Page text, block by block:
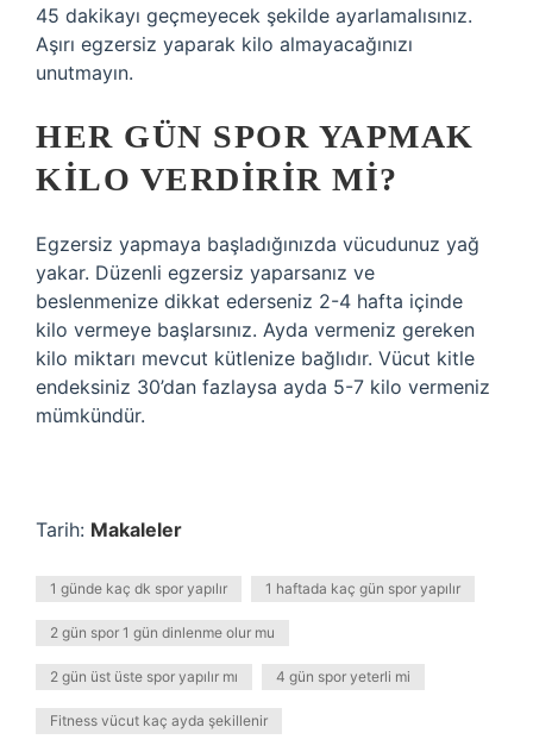
45 dakikayı geçmeyecek şekilde ayarlamalısınız.
Aşırı egzersiz yaparak kilo almayacağınızı
unutmayın.
HER GÜN SPOR YAPMAK
KILO VERDIRIR MI?
Egzersiz yapmaya başladığınızda vücudunuz yağ
yakar. Düzenli egzersiz yaparsanız ve
beslenmenize dikkat ederseniz 2-4 hafta içinde
kilo vermeye başlarsınız. Ayda vermeniz gereken
kilo miktarı mevcut kütlenize bağlıdır. Vücut kitle
endeksiniz 30’dan fazlaysa ayda 5-7 kilo vermeniz
mümkündür.
Tarih: Makaleler
1 günde kaç dk spor yapılır 1 haftada kaç gün spor yapılır
2 gün spor 1 gün dinlenme olur mu
2 gün üst üste spor yapılır mı 4 gün spor yeterli mi
Fitness vücut kaç ayda şekillenir